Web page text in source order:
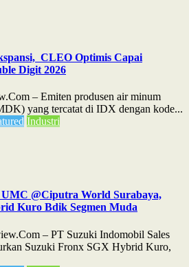
CLEO Optimis Capai
Digit 2026
– Emiten produsen air minum
yang tercatat di IDX dengan kode...
Industri
@Ciputra World Surabaya,
Kuro Bdik Segmen Muda
– PT Suzuki Indomobil Sales
Suzuki Fronx SGX Hybrid Kuro,